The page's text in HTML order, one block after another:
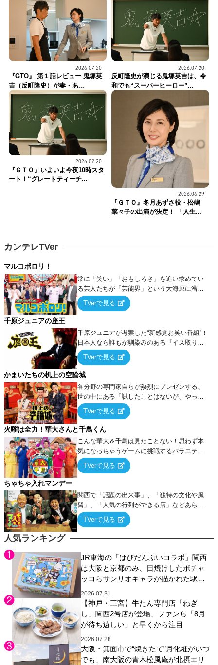
2026.07.20
『GTO』 第１話レビュー 鬼塚英
吉（反町隆史）が妻・あ...
2026.07.20
反町隆史が演じる鬼塚英吉は、令
和でも“スーパーヒーロー”...
2026.07.20
『ＧＴＯ』いよいよ今夜10時スタ
ート！“グレートティーチ...
2026.06.29
『ＧＴＯ』冬月あずさ役・松嶋
菜々子の出演が決定！ 「人生...
人気ランキング
JR東海の「はぴだんぶいコラボ」関西
は大阪と京都のみ、日焼けしたポチャ
ッコらサンリオキャラが描かれた駅弁
やグッズが登場
2026.07.31
【神戸・三宮】牛たん専門店「ねぎ
し」関西2号店が登場、ファンら「8月
が待ち遠しい」と早くから注目
2026.07.28
大阪・箕面市で“焼きたて”月化粧がいつ
でも、南大阪の青木松風庵が北摂エリ
カンテレTVer
マルコポロリ！
常に「笑い」「おもしろさ」を追い求めてい
る芸人たちが「芸能界」という大海原に漕ぎ
出でて、新たなオモシロ人間を発掘する！
TVerで見る
千原ジュニアの座王
千原ジュニアが考案した“新感覚お笑い番組”！
日本人なら誰もが馴染みのある『イス取りゲ
ーム』をベースに、大喜利・ギャグ・モノボ
ケ・歌…など様々なお題で芸人がショートネ
タを競い合う！
TVerで見る
かまいたちの机上の空論城
各分野の専門家自らが熱烈にプレゼンする、
世の中にある「試したことはないが、やって
みたらこうなる！…ハズ」という“机上の空
論”に若手芸人らがカラダを張って挑む！
TVerで見る
火曜は全力！華大さんと千鳥くん
こんな華大＆千鳥は見たことない！思わず本
気になっちゃうゲームに挑戦するバラエティ
ー！
TVerで見る
ちゃちゃ入れマンデー
関西で「話題の出来事」、「独特の文化や風
習」、「人気の行列ができる店」などあらゆ
るテーマについて好き放題にちゃちゃを入れ
ていく関西色を前面に押し出したトークバラ
TVerで見る